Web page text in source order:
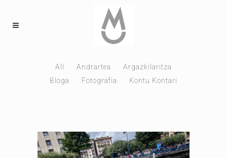
All Andrartea
Argazkilaritza
Bloga
Fotografia Kontu Kontari